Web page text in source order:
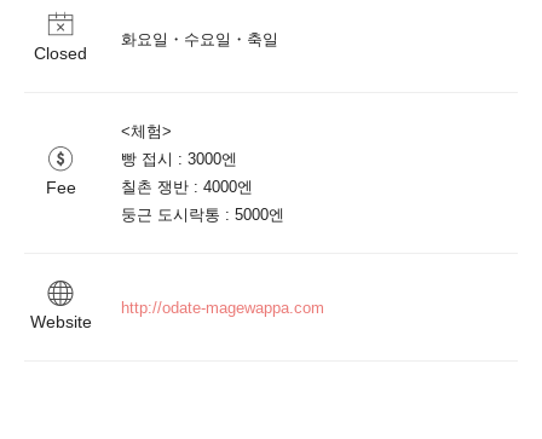
Closed
화요일・수요일・축일
Fee
<체험>
빵 접시 : 3000엔
칠촌 쟁반 : 4000엔
둥근 도시락통 : 5000엔
Website
http://odate-magewappa.com